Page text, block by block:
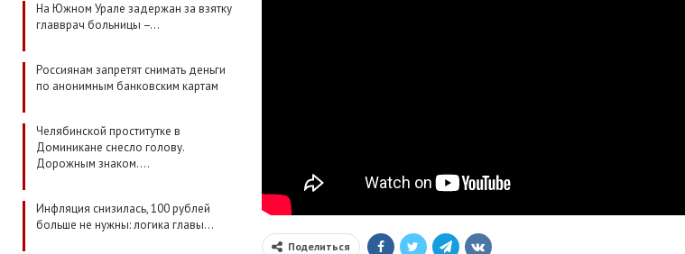
Поделиться
На Южном Урале задержан за взятку
главврач больницы –…
Россиянам запретят снимать деньги
по анонимным банковским картам
Челябинской проститутке в
Доминикане снесло голову.
Дорожным знаком.…
Инфляция снизилась, 100 рублей
больше не нужны: логика главы…